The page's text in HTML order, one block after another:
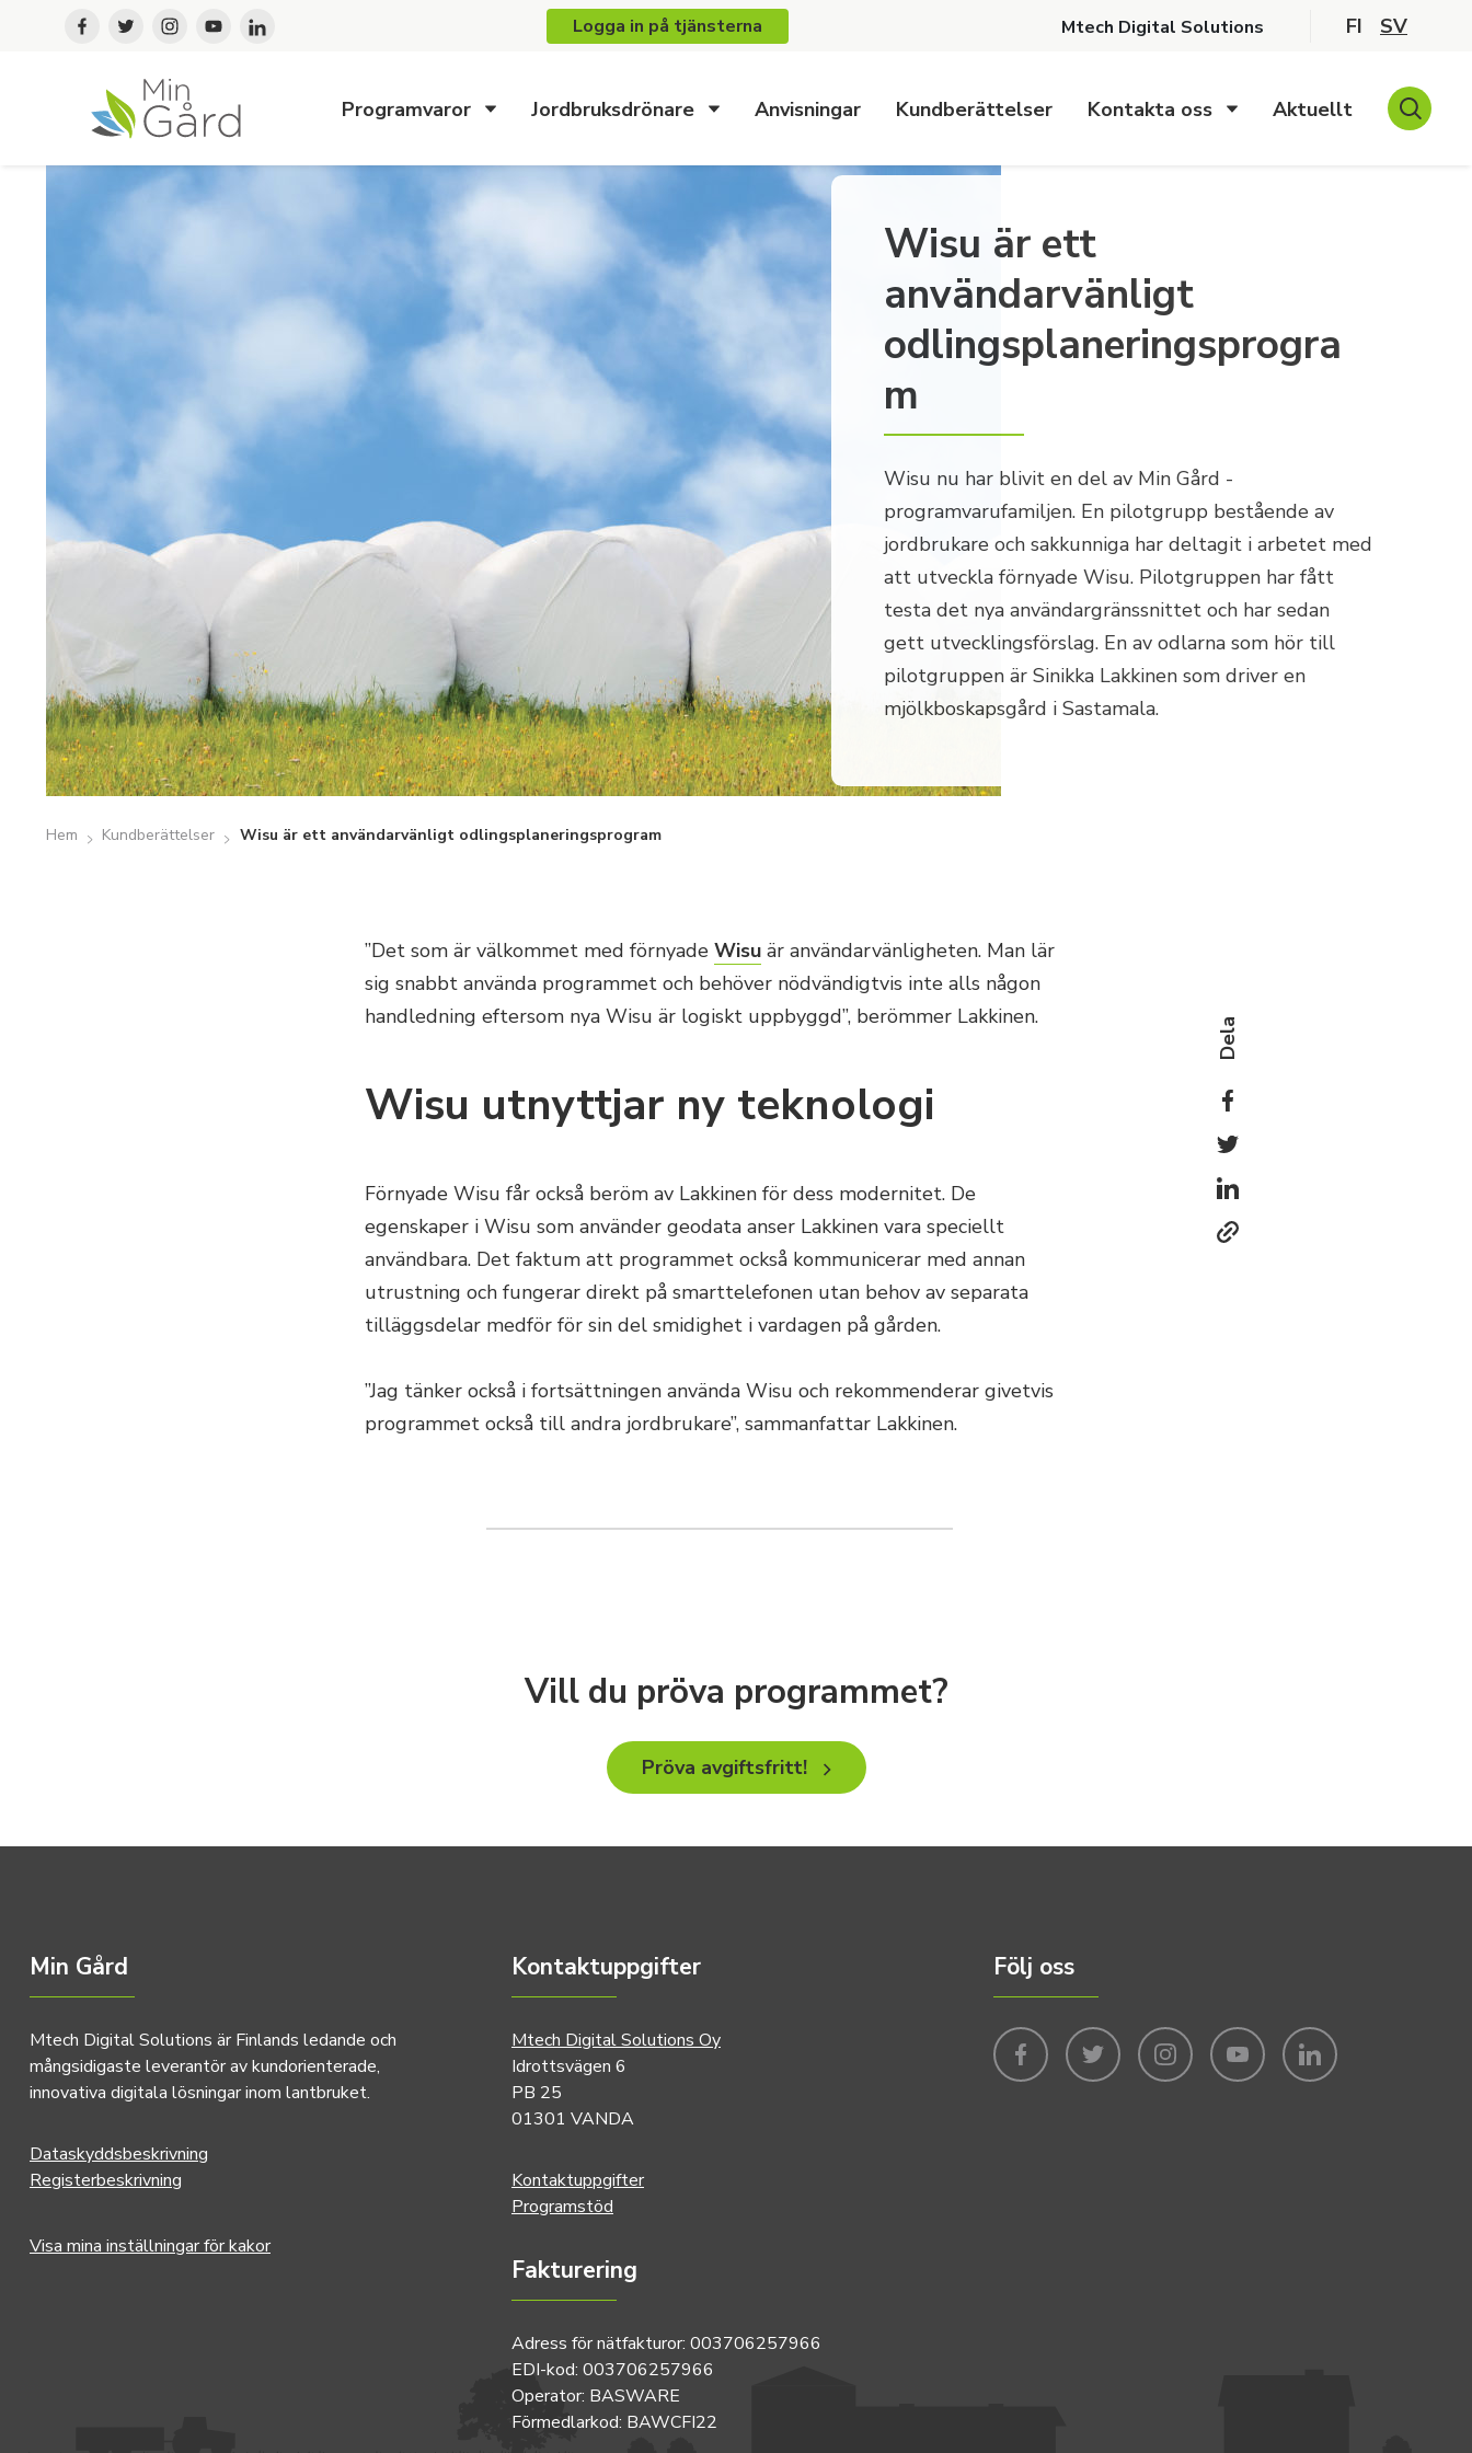
Logga in på tjänsterna Mtech Digital Solutions FI SV
Programvaror Jordbruksdrönare Anvisningar Kundberättelser Kontakta oss Aktuellt
Wisu är ett
användarvänligt
odlingsplaneringsprogra
m
Wisu nu har blivit en del av Min Gård -
programvarufamiljen. En pilotgrupp bestående av
jordbrukare och sakkunniga har deltagit i arbetet med
att utveckla förnyade Wisu. Pilotgruppen har fått
testa det nya användargränssnittet och har sedan
gett utvecklingsförslag. En av odlarna som hör till
pilotgruppen är Sinikka Lakkinen som driver en
mjölkboskapsgård i Sastamala.
Hem Kundberättelser Wisu är ett användarvänligt odlingsplaneringsprogram
”Det som är välkommet med förnyade Wisu är användarvänligheten. Man lär
sig snabbt använda programmet och behöver nödvändigtvis inte alls någon
handledning eftersom nya Wisu är logiskt uppbyggd”, berömmer Lakkinen.
Wisu utnyttjar ny teknologi
Förnyade Wisu får också beröm av Lakkinen för dess modernitet. De
egenskaper i Wisu som använder geodata anser Lakkinen vara speciellt
användbara. Det faktum att programmet också kommunicerar med annan
utrustning och fungerar direkt på smarttelefonen utan behov av separata
tilläggsdelar medför för sin del smidighet i vardagen på gården.
”Jag tänker också i fortsättningen använda Wisu och rekommenderar givetvis
programmet också till andra jordbrukare”, sammanfattar Lakkinen.
Dela
Vill du pröva programmet?
Pröva avgiftsfritt!
Min Gård
Mtech Digital Solutions är Finlands ledande och
mångsidigaste leverantör av kundorienterade,
innovativa digitala lösningar inom lantbruket.
Dataskyddsbeskrivning
Registerbeskrivning
Visa mina inställningar för kakor
Kontaktuppgifter
Mtech Digital Solutions Oy
Idrottsvägen 6
PB 25
01301 VANDA
Kontaktuppgifter
Programstöd
Fakturering
Adress för nätfakturor: 003706257966
EDI-kod: 003706257966
Operator: BASWARE
Förmedlarkod: BAWCFI22
Följ oss